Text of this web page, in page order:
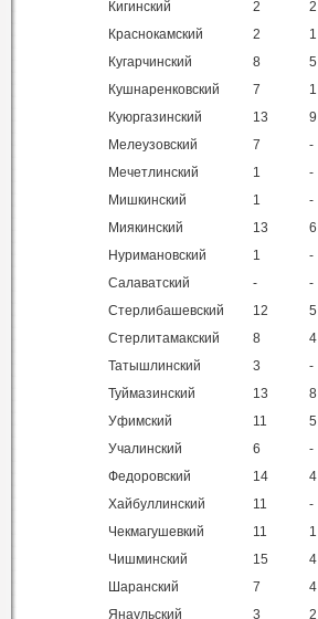
Кигинский
2 2
Краснокамский
2 1
Кугарчинский
8 5
Кушнаренковский
7 1
Куюргазинский
13 9
Мелеузовский
7 -
Мечетлинский
1 -
Мишкинский
1 -
Миякинский
13 6
Нуримановский
1 -
Салаватский
- -
Стерлибашевский
12 5
Стерлитамакский
8 4
Татышлинский
3 -
Туймазинский
13 8
Уфимский
11 5
Учалинский
6 -
Федоровский
14 4
Хайбуллинский
11 -
Чекмагушевкий
11 1
Чишминский
15 4
Шаранский
7 4
Янаульский
3 2